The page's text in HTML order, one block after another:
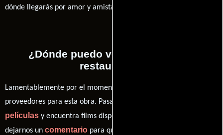
dónde llegarás por amor y amistad?
¿Dónde puedo ver la películas El
restaurante?
Lamentablemente por el momento no contamos con enlaces a
proveedores para esta obra. Pasa por nuestro catálogo de
películas y encuentra films disponibles. También puedes
dejarnos un comentario para que le demos prioridad y te